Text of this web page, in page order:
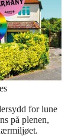
for lune
på plenen,